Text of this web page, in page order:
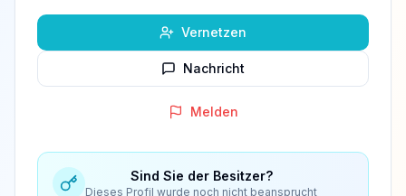
Vernetzen
Nachricht
Melden
Sind Sie der Besitzer?
Dieses Profil wurde noch nicht beansprucht